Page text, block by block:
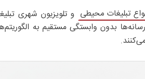
تبلیغات محیطی و تلویزیون شهری
بدون وابستگی مستقیم به